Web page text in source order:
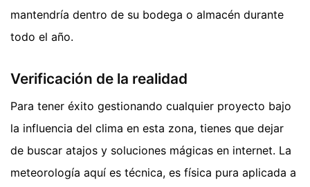
mantendría dentro de su bodega o almacén durante
todo el año.
Verificación de la realidad
Para tener éxito gestionando cualquier proyecto bajo
la influencia del clima en esta zona, tienes que dejar
de buscar atajos y soluciones mágicas en internet. La
meteorología aquí es técnica, es física pura aplicada a